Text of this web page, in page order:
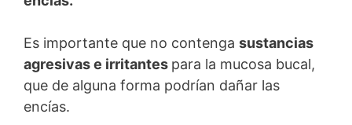
Es importante que no contenga sustancias
agresivas e irritantes para la mucosa bucal,
que de alguna forma podrían dañar las
encías.